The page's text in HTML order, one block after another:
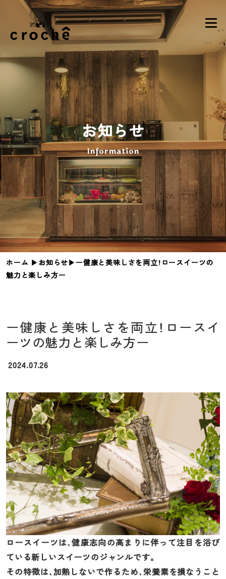
お知らせ
Information
ホーム ▶︎ お知らせ▶︎ ー健康と美味しさを両立！ロースイーツの
魅力と楽しみ方ー
ー健康と美味しさを両立！ロースイ
ーツの魅力と楽しみ方ー
2024.07.26
ロースイーツは、健康志向の高まりに伴って注目を浴び
ている新しいスイーツのジャンルです。
その特徴は、加熱しないで作るため、栄養素を損なうこと